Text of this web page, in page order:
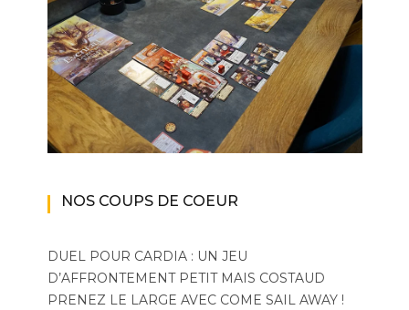
NOS COUPS DE COEUR
DUEL POUR CARDIA : UN JEU
D’AFFRONTEMENT PETIT MAIS COSTAUD
PRENEZ LE LARGE AVEC COME SAIL AWAY !